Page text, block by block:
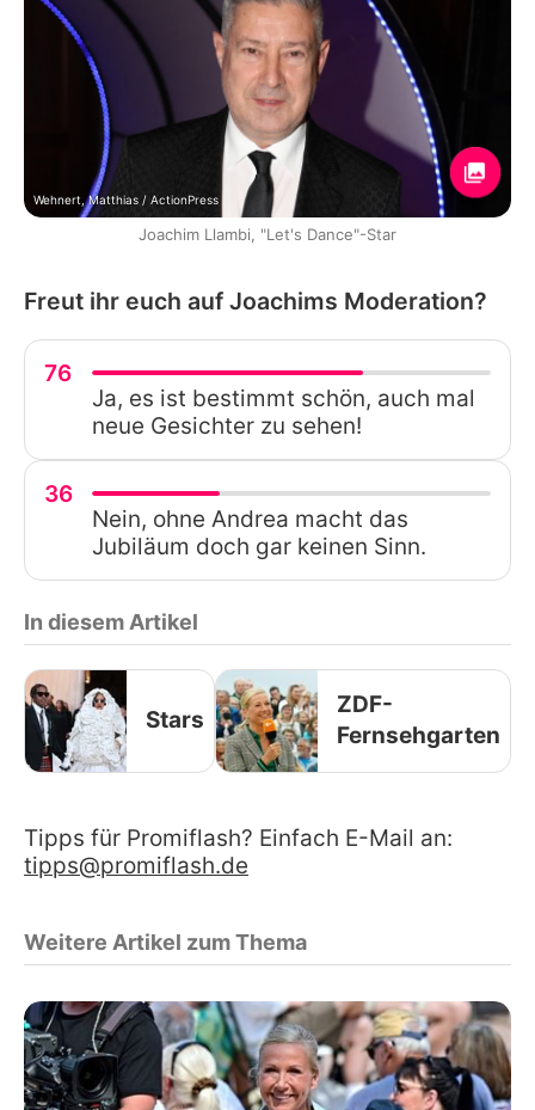
Wehnert, Matthias / ActionPress
Joachim Llambi, "Let's Dance"-Star
Freut ihr euch auf Joachims Moderation?
76
Ja, es ist bestimmt schön, auch mal
neue Gesichter zu sehen!
36
Nein, ohne Andrea macht das
Jubiläum doch gar keinen Sinn.
In diesem Artikel
Stars
ZDF-
Fernsehgarten
Tipps für Promiflash? Einfach E-Mail an:
tipps@promiflash.de
Weitere Artikel zum Thema